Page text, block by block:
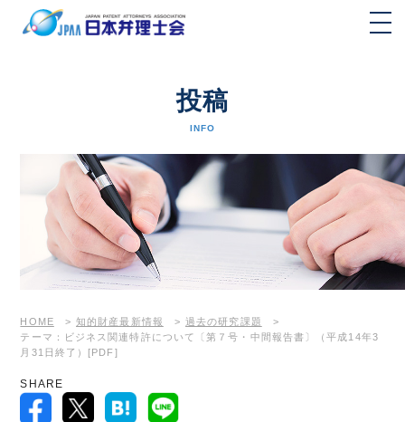
投稿
INFO
HOME > 知的財産最新情報 > 過去の研究課題
>
テーマ：ビジネス関連特許について〔第７号・中間報告書〕（平成14年3
月31日終了）[PDF]
SHARE